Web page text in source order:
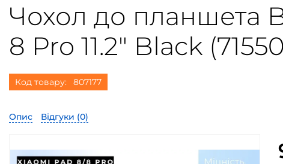
Чохол до планшета
8 Pro 11.2" Black
Код товару: 807177
Опис Відгуки (0)